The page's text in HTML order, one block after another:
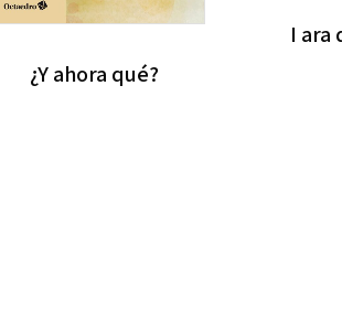
¿Y ahora qué?
I ara